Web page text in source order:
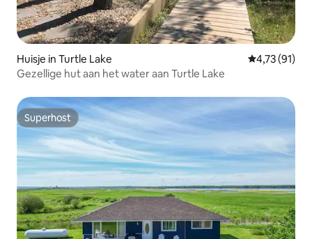
Huisje in Turtle Lake Gemiddelde
4,73 (91)
Gezellige hut aan het water aan Turtle Lake
Superhost
Superhost